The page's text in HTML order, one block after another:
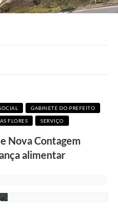
GABINETE DO PREFEITO
FLORES SERVIÇO
Nova Contagem
alimentar
o
:
c
â
n
a
a